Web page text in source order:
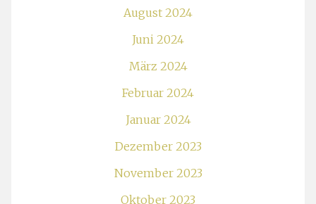
August 2024
Juni 2024
März 2024
Februar 2024
Januar 2024
Dezember 2023
November 2023
Oktober 2023